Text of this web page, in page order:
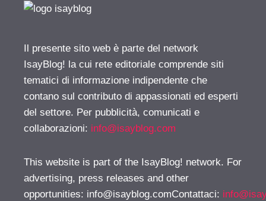
Il presente sito web è parte del network
IsayBlog! la cui rete editoriale comprende siti
tematici di informazione indipendente che
contano sul contributo di appassionati ed esperti
del settore. Per pubblicità, comunicati e
collaborazioni: info@isayblog.com
This website is part of the IsayBlog! network. For
advertising, press releases and other
opportunities: info@isayblog.comContattaci: